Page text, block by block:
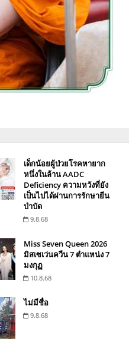
เด็กน้อยผู้ป่วยโรคหายาก
หนึ่งในล้าน AADC
Deficiency ความหวังที่ยัง
เป็นไปได้ผ่านการรักษายีน
บำบัด
9.8.68
Miss Seven Queen 2026
มิสเซเว่นควีน 7 ตำแหน่ง 7
มงกุฏ
10.8.68
ไม่มีชื่อ
9.8.68